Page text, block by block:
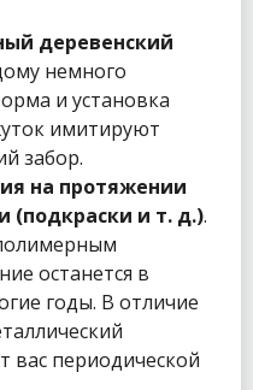
деревенский
немного
и установка
имитируют
забор.
на протяжении
(подкраски и т. д.).
останется в
годы. В отличие
вас периодической